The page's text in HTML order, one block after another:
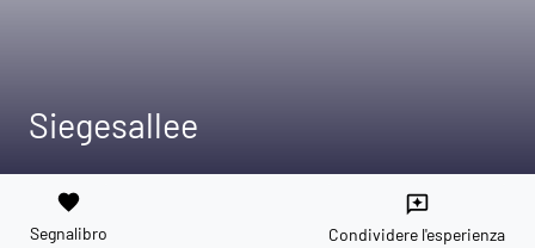
Siegesallee
favorite
Segnalibro
reviews
Condividere l'esperienza